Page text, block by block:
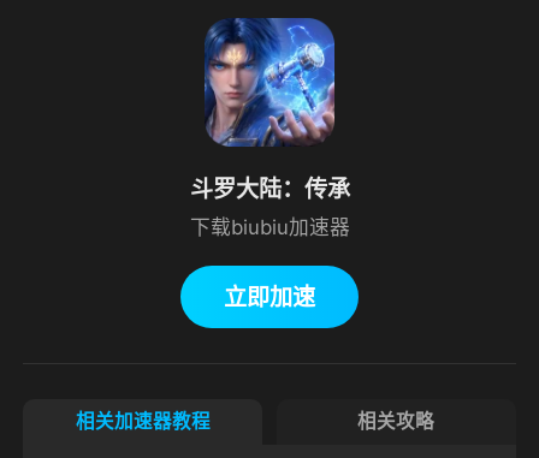
斗罗大陆：传承
下载biubiu加速器
立即加速
相关加速器教程 相关攻略